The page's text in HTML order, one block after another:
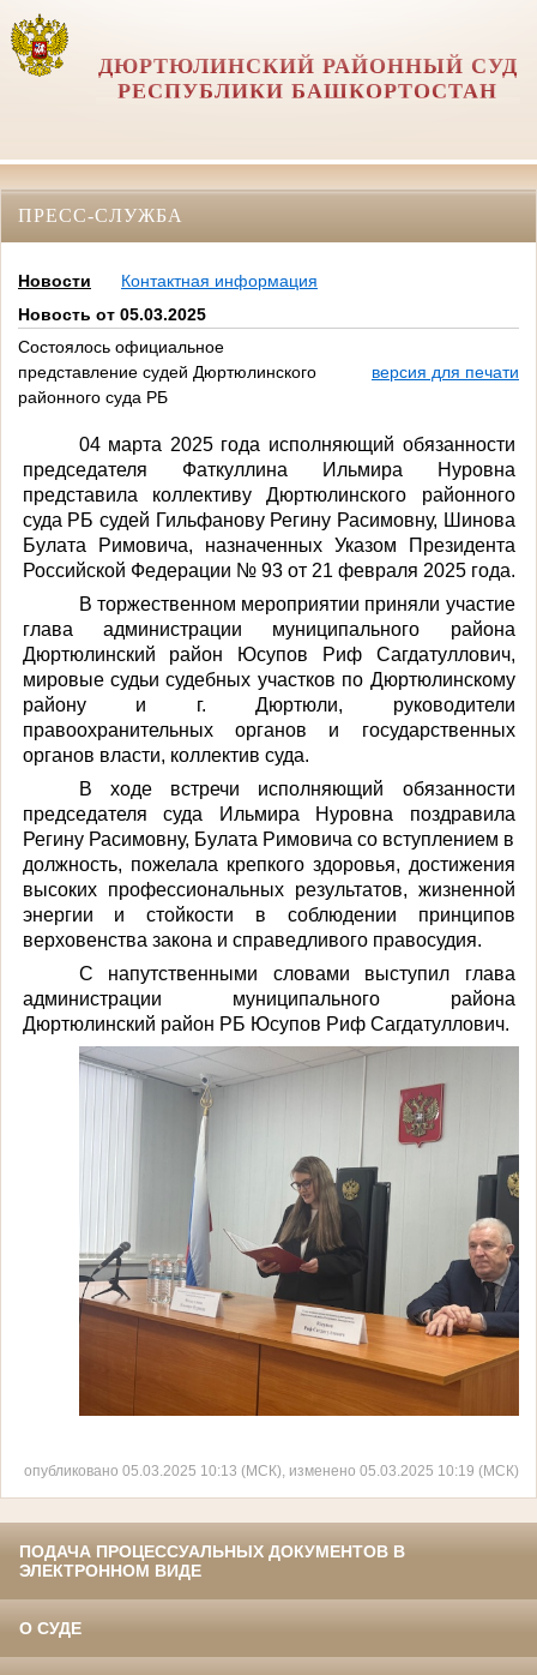
ДЮРТЮЛИНСКИЙ РАЙОННЫЙ СУД
РЕСПУБЛИКИ БАШКОРТОСТАН
ПРЕСС-СЛУЖБА
Новости
Контактная информация
Новость от 05.03.2025
Состоялось официальное
представление судей Дюртюлинского
районного суда РБ
версия для печати
04 марта 2025 года исполняющий обязанности
председателя Фаткуллина Ильмира Нуровна
представила коллективу Дюртюлинского районного
суда РБ судей Гильфанову Регину Расимовну, Шинова
Булата Римовича, назначенных Указом Президента
Российской Федерации № 93 от 21 февраля 2025 года.
В торжественном мероприятии приняли участие
глава администрации муниципального района
Дюртюлинский район Юсупов Риф Сагдатуллович,
мировые судьи судебных участков по Дюртюлинскому
району и г. Дюртюли, руководители
правоохранительных органов и государственных
органов власти, коллектив суда.
В ходе встречи исполняющий обязанности
председателя суда Ильмира Нуровна поздравила
Регину Расимовну, Булата Римовича со вступлением в
должность, пожелала крепкого здоровья, достижения
высоких профессиональных результатов, жизненной
энергии и стойкости в соблюдении принципов
верховенства закона и справедливого правосудия.
С напутственными словами выступил глава
администрации муниципального района
Дюртюлинский район РБ Юсупов Риф Сагдатуллович.
опубликовано 05.03.2025 10:13 (МСК), изменено 05.03.2025 10:19 (МСК)
ПОДАЧА ПРОЦЕССУАЛЬНЫХ ДОКУМЕНТОВ В
ЭЛЕКТРОННОМ ВИДЕ
О СУДЕ